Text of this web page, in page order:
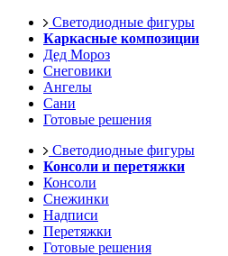
Светодиодные фигуры
Каркасные композиции
Дед Мороз
Снеговики
Ангелы
Сани
Готовые решения
Светодиодные фигуры
Консоли и перетяжки
Консоли
Снежинки
Надписи
Перетяжки
Готовые решения